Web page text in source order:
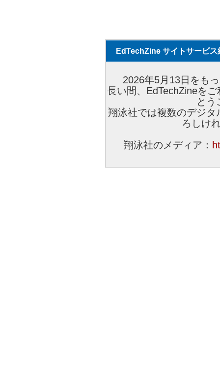
EdTechZine サイトサービス
2026年5月13日をも
長い間、EdTechZineを
とう
翔泳社では複数のデジ
ろしけ
翔泳社のメディア：